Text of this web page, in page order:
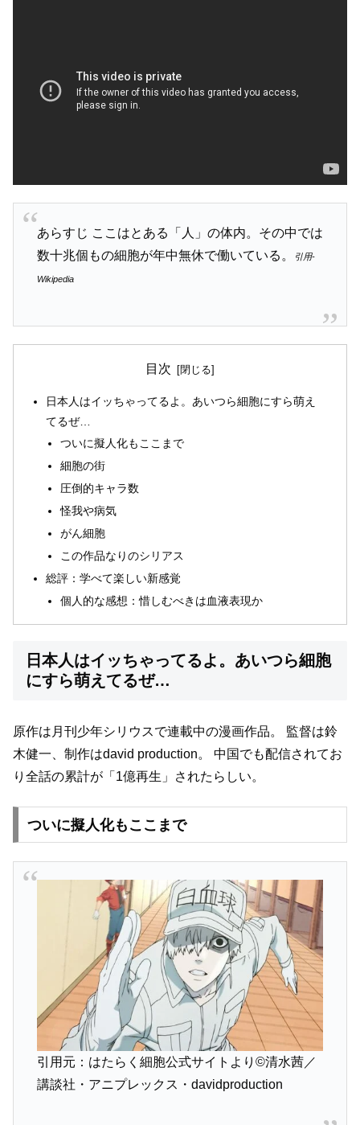
あらすじ ここはとある「人」の体内。その中では
数十兆個もの細胞が年中無休で働いている。
引用-
Wikipedia
目次
日本人はイッちゃってるよ。あいつら細胞にすら萌え
てるぜ…
ついに擬人化もここまで
細胞の街
圧倒的キャラ数
怪我や病気
がん細胞
この作品なりのシリアス
総評：学べて楽しい新感覚
個人的な感想：惜しむべきは血液表現か
日本人はイッちゃってるよ。あいつら細胞
にすら萌えてるぜ…
原作は月刊少年シリウスで連載中の漫画作品。
監督は鈴
木健一、制作はdavid production。
中国でも配信されてお
り全話の累計が「1億再生」されたらしい。
ついに擬人化もここまで
引用元：はたらく細胞公式サイトより©清水茜／
講談社・アニプレックス・davidproduction